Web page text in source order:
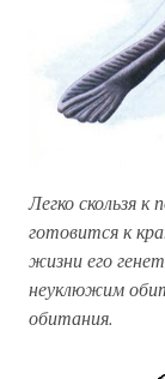
Легко скользя
готовится к
жизни его
неуклюжим
обитания.